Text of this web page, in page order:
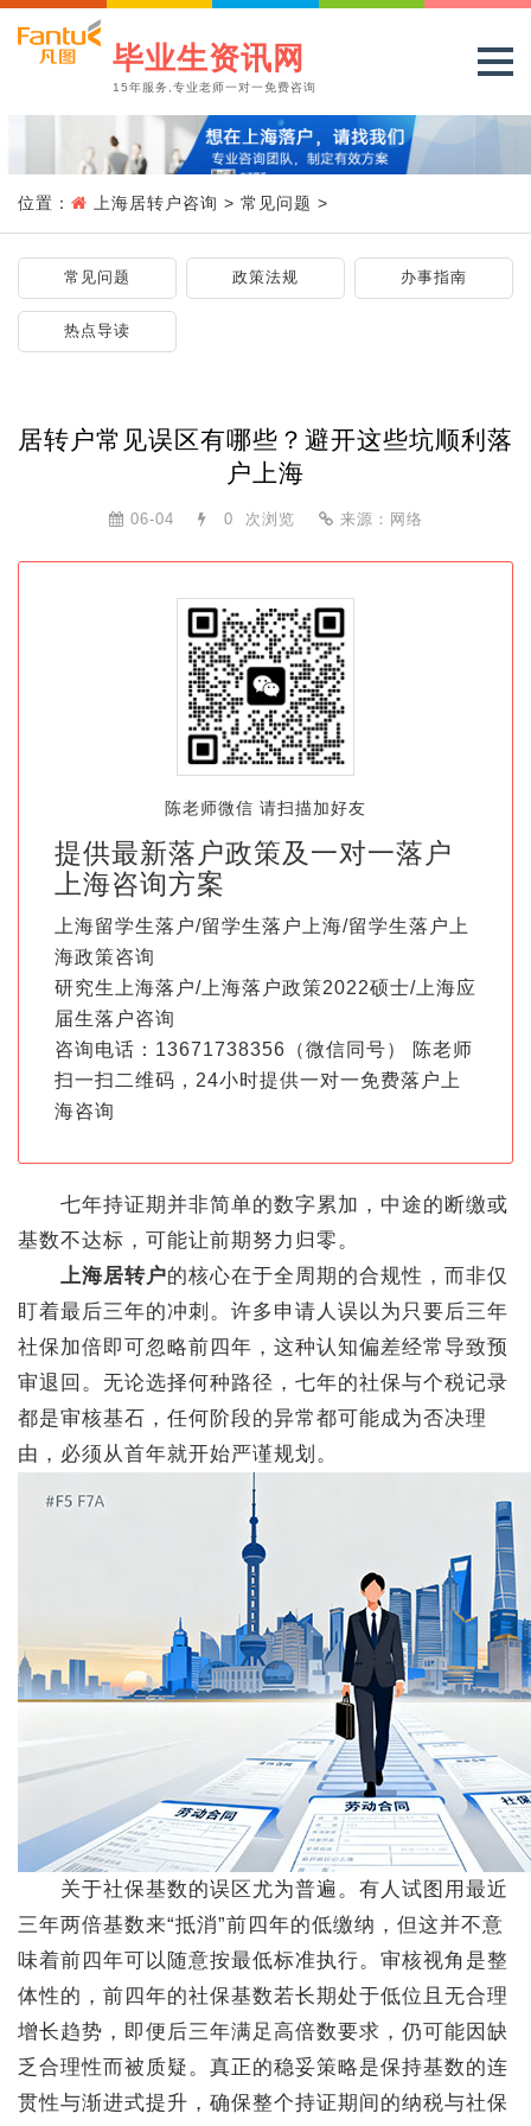
毕业生资讯网
15年服务,专业老师一对一免费咨询
位置： 上海居转户咨询 > 常见问题 >
常见问题 政策法规 办事指南
热点导读
居转户常见误区有哪些？避开这些坑顺利落
户上海
06-04 0 次浏览 来源：网络
陈老师微信 请扫描加好友
提供最新落户政策及一对一落户
上海咨询方案
上海留学生落户/留学生落户上海/留学生落户上
海政策咨询
研究生上海落户/上海落户政策2022硕士/上海应
届生落户咨询
咨询电话：13671738356（微信同号） 陈老师
扫一扫二维码，24小时提供一对一免费落户上
海咨询
七年持证期并非简单的数字累加，中途的断缴或
基数不达标，可能让前期努力归零。
上海居转户的核心在于全周期的合规性，而非仅
盯着最后三年的冲刺。许多申请人误以为只要后三年
社保加倍即可忽略前四年，这种认知偏差经常导致预
审退回。无论选择何种路径，七年的社保与个税记录
都是审核基石，任何阶段的异常都可能成为否决理
由，必须从首年就开始严谨规划。
关于社保基数的误区尤为普遍。有人试图用最近
三年两倍基数来“抵消”前四年的低缴纳，但这并不意
味着前四年可以随意按最低标准执行。审核视角是整
体性的，前四年的社保基数若长期处于低位且无合理
增长趋势，即便后三年满足高倍数要求，仍可能因缺
乏合理性而被质疑。真正的稳妥策略是保持基数的连
贯性与渐进式提升，确保整个持证期间的纳税与社保